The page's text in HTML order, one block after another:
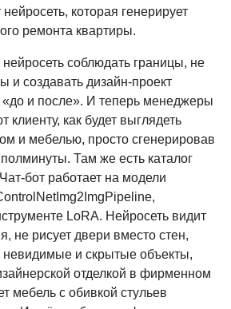
нейросеть, которая генерирует
ремонта квартиры.
соблюдать границы, не
и создавать дизайн-проект
и после». И теперь менеджеры
клиенту, как будет выглядеть
и мебелью, просто сгенерировав
полминуты. Там же есть каталог
бот работает на модели
LoRA. Нейросеть видит
не рисует двери вместо стен,
и скрытые объекты,
отделкой в фирменном
мебель с обивкой стульев